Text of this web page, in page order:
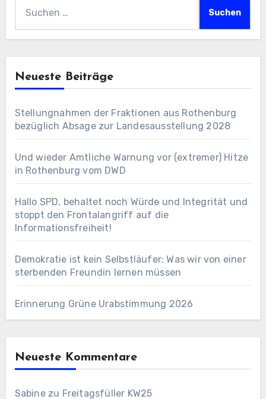
nach:
Neueste Beiträge
Stellungnahmen der Fraktionen aus Rothenburg
bezüglich Absage zur Landesausstellung 2028
Und wieder Amtliche Warnung vor (extremer) Hitze
in Rothenburg vom DWD
Hallo SPD, behaltet noch Würde und Integrität und
stoppt den Frontalangriff auf die
Informationsfreiheit!
Demokratie ist kein Selbstläufer: Was wir von einer
sterbenden Freundin lernen müssen
Erinnerung Grüne Urabstimmung 2026
Neueste Kommentare
Sabinezu Freitagsfüller KW25